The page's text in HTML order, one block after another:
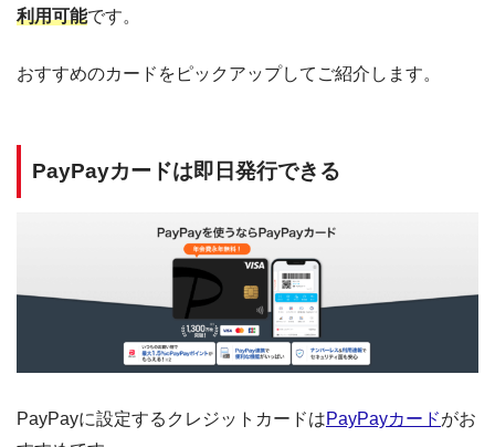
利用可能です。
おすすめのカードをピックアップしてご紹介します。
PayPayカードは即日発行できる
PayPayに設定するクレジットカードはPayPayカードがお